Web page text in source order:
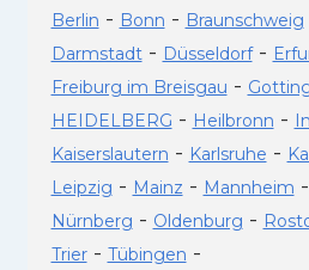
Berlin - Bonn - Braunschweig
Darmstadt- Düsseldorf-
Freiburg im Breisgau -
HEIDELBERG - Heilbronn -
Kaiserslautern - Karlsruhe -
Leipzig - Mainz - Mannheim -
Nürnberg - Oldenburg -
Trier- Tübingen -